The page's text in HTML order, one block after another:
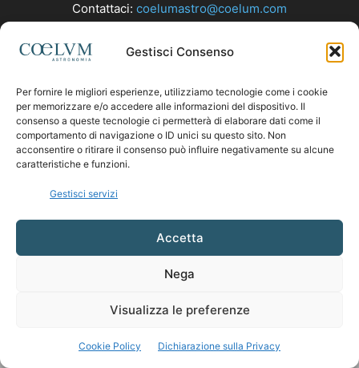
Gestisci Consenso
Per fornire le migliori esperienze, utilizziamo tecnologie come i cookie
per memorizzare e/o accedere alle informazioni del dispositivo. Il
consenso a queste tecnologie ci permetterà di elaborare dati come il
comportamento di navigazione o ID unici su questo sito. Non
acconsentire o ritirare il consenso può influire negativamente su alcune
caratteristiche e funzioni.
Gestisci servizi
Accetta
Nega
Visualizza le preferenze
Cookie Policy Dichiarazione sulla Privacy
Contattaci: coelumastro@coelum.com
SEGUICI